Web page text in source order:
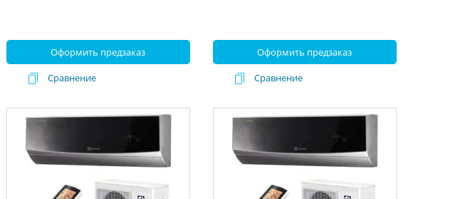
Оформить предзаказ
Сравнение
Оформить предзаказ
Сравнение